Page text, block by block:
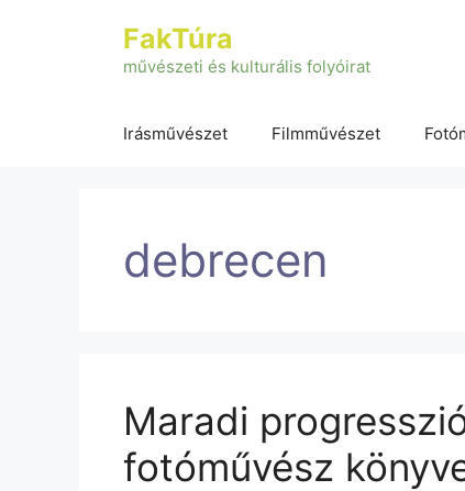
FakTúra
művészeti és kulturális folyóirat
Irásművészet Filmművészet
debrecen
Maradi
fotóművész